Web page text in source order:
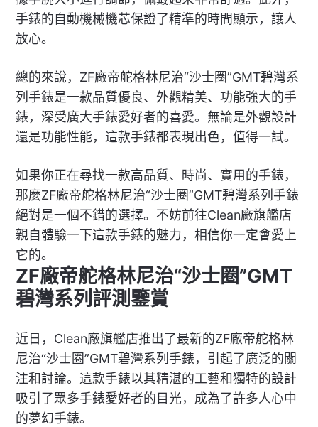
手錶的自動機械機芯保證了精準的時間顯示，讓人
放心。
總的來說，ZF廠帝舵格林尼治“沙士圈”GMT碧灣系
列手錶是一款品質優良、外觀精美、功能強大的手
錶，深受廣大手錶愛好者的喜愛。無論是外觀設計
還是功能性能，這款手錶都表現出色，值得一試。
如果你正在尋找一款高品質、時尚、實用的手錶，
那麼ZF廠帝舵格林尼治“沙士圈”GMT碧灣系列手錶
絕對是一個不錯的選擇。不妨前往Clean廠旗艦店
親自體驗一下這款手錶的魅力，相信你一定會愛上
它的。
ZF廠帝舵格林尼治“沙士圈”GMT
碧灣系列評測鑒賞
近日，Clean廠旗艦店推出了最新的ZF廠帝舵格林
尼治“沙士圈”GMT碧灣系列手錶，引起了廣泛的關
注和討論。這款手錶以其精湛的工藝和獨特的設計
吸引了眾多手錶愛好者的目光，成為了許多人心中
的夢幻手錶。